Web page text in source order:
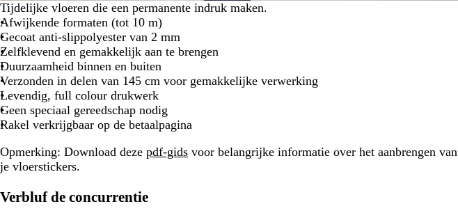
Tijdelijke vloeren die een permanente indruk maken.
Afwijkende formaten (tot 10 m)
Gecoat anti-slippolyester van 2 mm
Zelfklevend en gemakkelijk aan te brengen
Duurzaamheid binnen en buiten
Verzonden in delen van 145 cm voor gemakkelijke verwerking
Levendig, full colour drukwerk
Geen speciaal gereedschap nodig
Rakel verkrijgbaar op de betaalpagina
Opmerking: Download deze pdf-gids voor belangrijke informatie over het aanbrengen van
je vloerstickers.
Verbluf de concurrentie